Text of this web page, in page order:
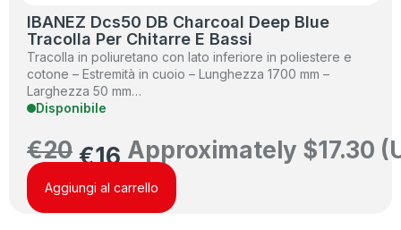
IBANEZ Dcs50 DB Charcoal Deep Blue
Tracolla Per Chitarre E Bassi
Tracolla in poliuretano con lato inferiore in poliestere e
cotone – Estremità in cuoio – Lunghezza 1700 mm –
Larghezza 50 mm…
Disponibile
€20 €16 Approximately $17.30
Aggiungi al carrello